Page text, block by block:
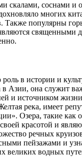
скалами, соснами и
многих
Также популярны
священными
в истории и
в Азии, она служит
и источником
река, имеет
Озера, такие как
своей красотой и
речных
пейзажами и
великих водных